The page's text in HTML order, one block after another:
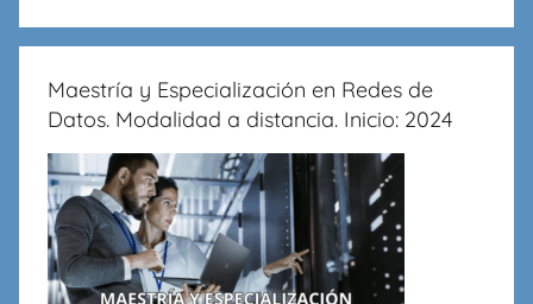
Maestría y Especialización en Redes de
Datos. Modalidad a distancia. Inicio: 2024